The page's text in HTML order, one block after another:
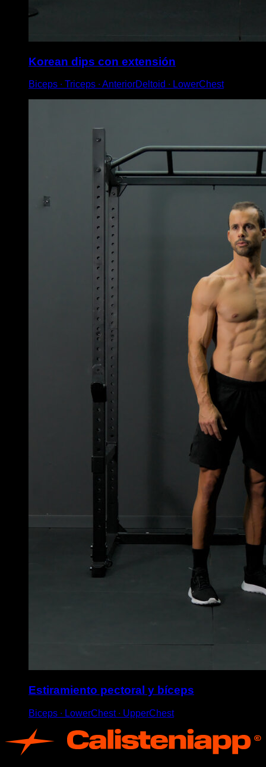
Korean dips con extensión
Biceps ∙ Triceps ∙ AnteriorDeltoid ∙ LowerChest
Estiramiento pectoral y bíceps
Biceps ∙ LowerChest ∙ UpperChest